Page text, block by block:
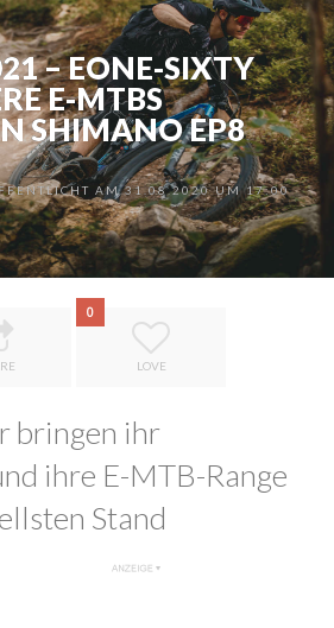
– EONE-SIXTY
E-MTBS
SHIMANO EP8
AM 31.08.2020 UM 17:00
0
LOVE
bringen ihr
ihre E-MTB-Range
Stand